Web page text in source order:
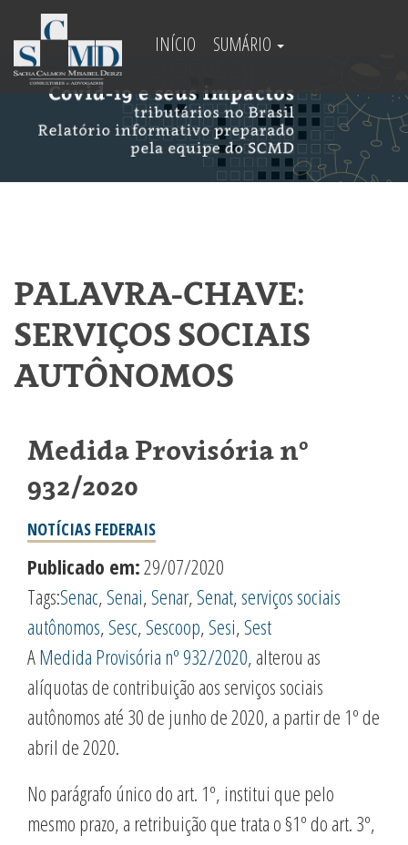
INÍCIO SUMÁRIO
PALAVRA-CHAVE:
SERVIÇOS SOCIAIS
AUTÔNOMOS
Medida Provisória nº
932/2020
NOTÍCIAS FEDERAIS
Publicado em:29/07/2020
Tags:Senac, Senai, Senar, Senat,serviços sociais
autônomos, Sesc, Sescoop, Sesi, Sest
AMedida Provisória nº 932/2020, alterou as
alíquotas de contribuição aos serviços sociais
autônomos até 30 de junho de 2020, a partir de 1º de
abril de 2020.
No parágrafo único do art. 1º, institui que pelo
mesmo prazo, a retribuição que trata o §1º do art. 3º,